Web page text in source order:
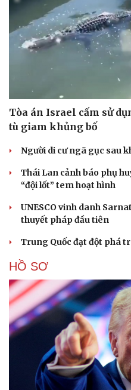
Tòa án Israel cấm sử
tù giam khủng bố
Người di cư ngã gục sau
Thái Lan cảnh báo phụ
“đội lốt” tem hoạt hình
UNESCO vinh danh
thuyết pháp đầu tiên
Trung Quốc đạt đột phá
HỒ SƠ